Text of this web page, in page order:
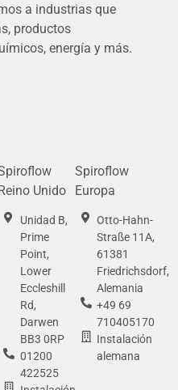
a industrias que
productos
energía y más.
Unido
Unidad B,
Prime
Point,
Lower
Eccleshill
Rd,
Darwen
BB3 0RP
01200
422525
Spiroflow
Europa
Otto-Hahn-
Straße 11A,
61381
Friedrichsdorf,
Alemania
+49 69
710405170
Instalación
alemana